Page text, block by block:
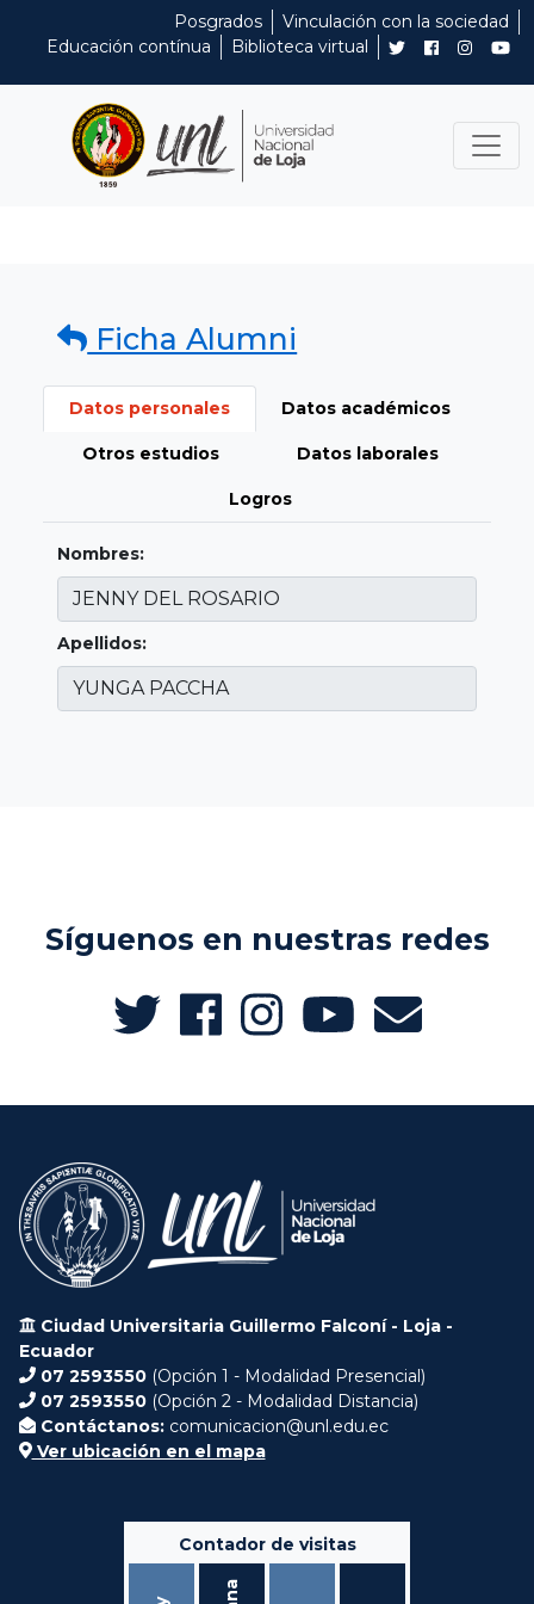
Posgrados
Vinculación con la sociedad
Educación contínua
Biblioteca virtual
Ficha Alumni
Datos personales Datos académicos
Otros estudios Datos laborales
Logros
Nombres:
Apellidos:
Síguenos en nuestras redes
Ciudad Universitaria Guillermo Falconí - Loja -
Ecuador
07 2593550 (Opción 1 - Modalidad Presencial)
07 2593550 (Opción 2 - Modalidad Distancia)
Contáctanos: comunicacion@unl.edu.ec
Ver ubicación en el mapa
Contador de visitas